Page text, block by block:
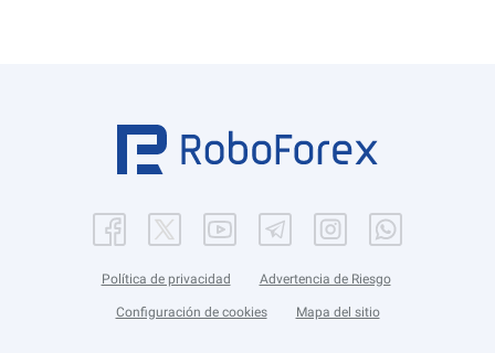
Política de privacidad Advertencia de Riesgo
Configuración de cookies Mapa del sitio